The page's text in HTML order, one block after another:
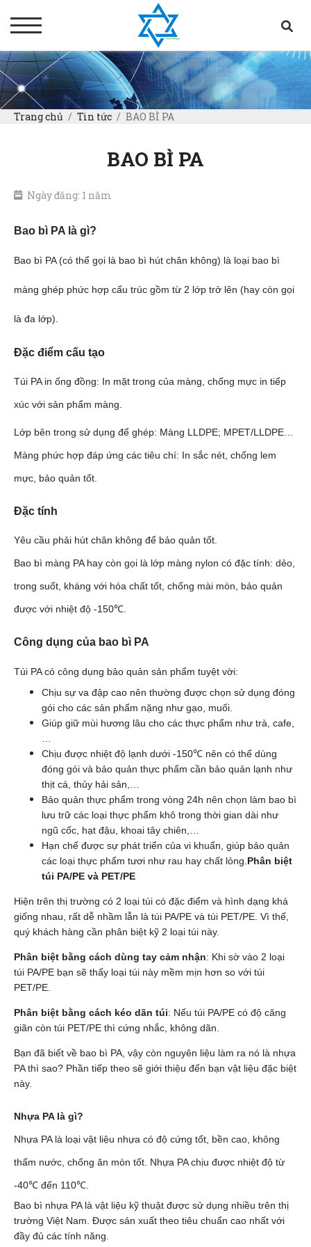
Trang chủ Tin tức BAO BÌ PA
BAO BÌ PA
Ngày đăng: 1 năm
Bao bì PA là gì?
Bao bì PA (có thể gọi là bao bì hút chân không) là loại bao bì
màng ghép phức hợp cấu trúc gồm từ 2 lớp trở lên (hay còn gọi
là đa lớp).
Đặc điểm cấu tạo
Túi PA in ống đồng: In mặt trong của màng, chống mực in tiếp
xúc với sản phẩm màng.
Lớp bên trong sử dụng để ghép: Màng LLDPE; MPET/LLDPE…
Màng phức hợp đáp ứng các tiêu chí: In sắc nét, chống lem
mực, bảo quản tốt.
Đặc tính
Yêu cầu phải hút chân không để bảo quản tốt.
Bao bì màng PA hay còn gọi là lớp màng nylon có đặc tính: dẻo,
trong suốt, kháng với hóa chất tốt, chống mài mòn, bảo quản
được với nhiệt độ -150℃.
Công dụng của bao bì PA
Túi PA có công dụng bảo quản sản phẩm tuyệt vời:
Chịu sự va đập cao nên thường được chọn sử dụng đóng
gói cho các sản phẩm nặng như gạo, muối.
Giúp giữ mùi hương lâu cho các thực phẩm như trà, cafe,
Chịu được nhiệt độ lạnh dưới -150℃ nên có thể dùng
đóng gói và bảo quản thực phẩm cần bảo quản lạnh như
thịt cá, thủy hải sản,…
Bảo quản thực phẩm trong vòng 24h nên chọn làm bao bì
lưu trữ các loại thực phẩm khô trong thời gian dài như
ngũ cốc, hạt đậu, khoai tây chiên,…
Hạn chế được sự phát triển của vi khuẩn, giúp bảo quản
các loại thực phẩm tươi như rau hay chất lỏng. Phân biệt
túi PA/PE và PET/PE
Hiện trên thị trường có 2 loại túi có đặc điểm và hình dạng khá
giống nhau, rất dễ nhầm lẫn là túi PA/PE và túi PET/PE. Vì thế,
quý khách hàng cần phân biệt kỹ 2 loại túi này.
Phân biệt bằng cách dùng tay cảm nhận: Khi sờ vào 2 loại
túi PA/PE bạn sẽ thấy loại túi này mềm mịn hơn so với túi
PET/PE.
Phân biệt bằng cách kéo dãn túi: Nếu túi PA/PE có độ căng
giãn còn túi PET/PE thì cứng nhắc, không dãn.
Bạn đã biết về bao bì PA, vậy còn nguyên liệu làm ra nó là nhựa
PA thì sao? Phần tiếp theo sẽ giới thiệu đến bạn vật liệu đặc biệt
này.
Nhựa PA là gì?
Nhựa PA là loại vật liệu nhựa có độ cứng tốt, bền cao, không
thấm nước, chống ăn mòn tốt. Nhựa PA chịu được nhiệt độ từ
-40℃ đến 110℃.
Bao bì nhựa PA là vật liệu kỹ thuật được sử dụng nhiều trên thị
trường Việt Nam. Được sản xuất theo tiêu chuẩn cao nhất với
đầy đủ các tính năng.